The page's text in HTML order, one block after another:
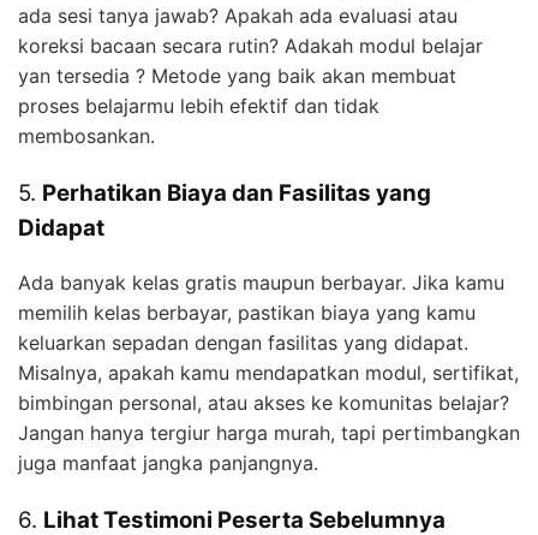
ada sesi tanya jawab? Apakah ada evaluasi atau
koreksi bacaan secara rutin? Adakah modul belajar
yan tersedia ? Metode yang baik akan membuat
proses belajarmu lebih efektif dan tidak
membosankan.
5. Perhatikan Biaya dan Fasilitas yang
Didapat
Ada banyak kelas gratis maupun berbayar. Jika kamu
memilih kelas berbayar, pastikan biaya yang kamu
keluarkan sepadan dengan fasilitas yang didapat.
Misalnya, apakah kamu mendapatkan modul, sertifikat,
bimbingan personal, atau akses ke komunitas belajar?
Jangan hanya tergiur harga murah, tapi pertimbangkan
juga manfaat jangka panjangnya.
6. Lihat Testimoni Peserta Sebelumnya